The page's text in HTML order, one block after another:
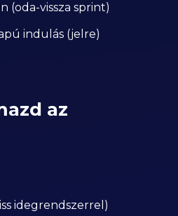
(oda-vissza sprint)
indulás (jelre)
az
idegrendszerrel)